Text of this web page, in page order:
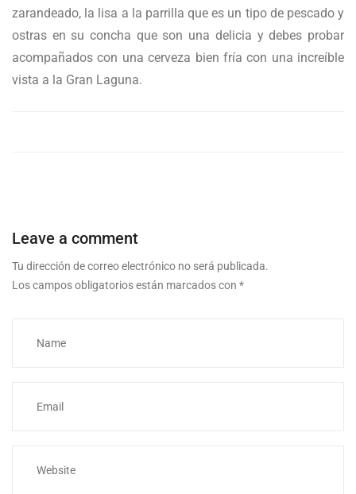
zarandeado, la lisa a la parrilla que es un tipo de pescado y
ostras en su concha que son una delicia y debes probar
acompañados con una cerveza bien fría con una increíble
vista a la Gran Laguna.
Leave a comment
Tu dirección de correo electrónico no será publicada.
Los campos obligatorios están marcados con *